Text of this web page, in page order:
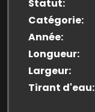
Statut
Catégorie
Année
Longueur
Largeur
Tirant d'eau